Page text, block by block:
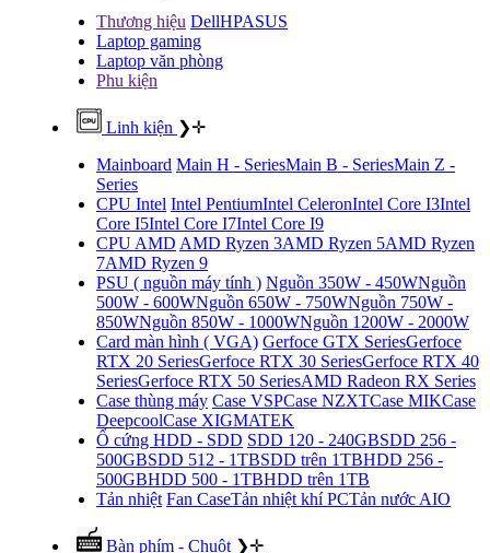
Thương hiệu DellHPASUS
Laptop gaming
Laptop văn phòng
Phu kiện
Linh kiện ❯✛
Mainboard Main H - SeriesMain B - SeriesMain Z -
Series
CPU Intel Intel PentiumIntel CeleronIntel Core I3Intel
Core I5Intel Core I7Intel Core I9
CPU AMD AMD Ryzen 3AMD Ryzen 5AMD Ryzen
7AMD Ryzen 9
PSU ( nguồn máy tính ) Nguồn 350W - 450WNguồn
500W - 600WNguồn 650W - 750WNguồn 750W -
850WNguồn 850W - 1000WNguồn 1200W - 2000W
Card màn hình ( VGA) Gerfoce GTX SeriesGerfoce
RTX 20 SeriesGerfoce RTX 30 SeriesGerfoce RTX 40
SeriesGerfoce RTX 50 SeriesAMD Radeon RX Series
Case thùng máy Case VSPCase NZXTCase MIKCase
DeepcoolCase XIGMATEK
Ổ cứng HDD - SDD SDD 120 - 240GBSDD 256 -
500GBSDD 512 - 1TBSDD trên 1TBHDD 256 -
500GBHDD 500 - 1TBHDD trên 1TB
Tản nhiệt Fan CaseTản nhiệt khí PCTản nước AIO
Bàn phím - Chuột ❯✛